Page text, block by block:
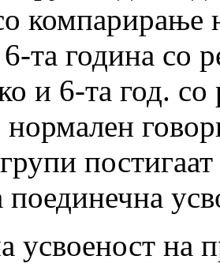
компарирање
та година со
и 6-та год. со
поединечна
усвоеност на